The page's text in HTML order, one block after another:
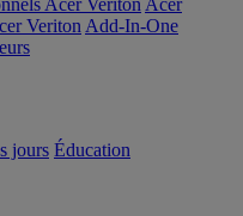
Acer Veriton Acer
Veriton Add-In-One
jours Éducation